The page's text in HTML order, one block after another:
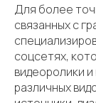
Для более
связанных с
соцсетях,
видеоролики
различных